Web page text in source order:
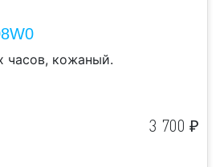
часов, кожаный.
3 700 ₽